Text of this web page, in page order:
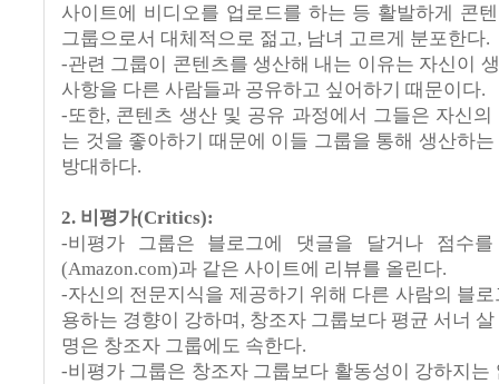
사이트에 비디오를 업로드를 하는 등 활발하게 콘
그룹으로서 대체적으로 젊고, 남녀 고르게 분포한다.
-관련 그룹이 콘텐츠를 생산해 내는 이유는 자신이
사항을 다른 사람들과 공유하고 싶어하기 때문이다.
-또한, 콘텐츠 생산 및 공유 과정에서 그들은 자신
는 것을 좋아하기 때문에 이들 그룹을 통해 생산하
방대하다.
2. 비평가(Critics):
-비평가 그룹은 블로그에 댓글을 달거나 점수
(Amazon.com)과 같은 사이트에 리뷰를 올린다.
-자신의 전문지식을 제공하기 위해 다른 사람의 블
용하는 경향이 강하며 , 창조자 그룹보다 평균 서너 살
명은 창조자 그룹에도 속한다.
-비평가 그룹은 창조자 그룹보다 활동성이 강하지는